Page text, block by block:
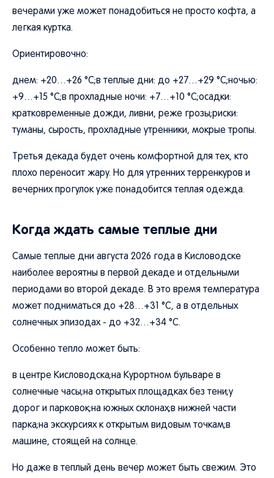
вечерами уже может понадобиться не просто кофта, а
легкая куртка.
Ориентировочно:
днем: +20…+26 °C;в теплые дни: до +27…+29 °C;ночью:
+9…+15 °C;в прохладные ночи: +7…+10 °C;осадки:
кратковременные дожди, ливни, реже грозы;риски:
туманы, сырость, прохладные утренники, мокрые тропы.
Третья декада будет очень комфортной для тех, кто
плохо переносит жару. Но для утренних терренкуров и
вечерних прогулок уже понадобится теплая одежда.
Когда ждать самые теплые дни
Самые теплые дни августа 2026 года в Кисловодске
наиболее вероятны в первой декаде и отдельными
периодами во второй декаде. В это время температура
может подниматься до +28…+31 °C, а в отдельных
солнечных эпизодах - до +32…+34 °C.
Особенно тепло может быть:
в центре Кисловодска;на Курортном бульваре в
солнечные часы;на открытых площадках без тени;у
дорог и парковок;на южных склонах;в нижней части
парка;на экскурсиях к открытым видовым точкам;в
машине, стоящей на солнце.
Но даже в теплый день вечер может быть свежим. Это